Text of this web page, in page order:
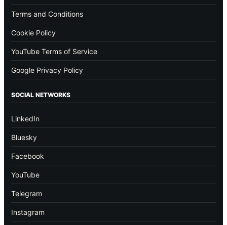
Terms and Conditions
Cookie Policy
YouTube Terms of Service
Google Privacy Policy
SOCIAL NETWORKS
LinkedIn
Bluesky
Facebook
YouTube
Telegram
Instagram